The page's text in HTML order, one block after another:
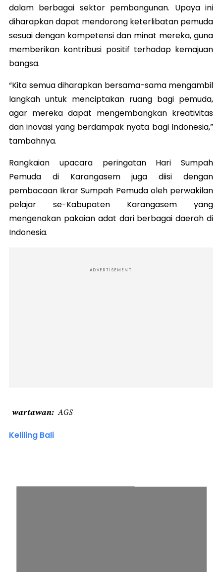
dalam berbagai sektor pembangunan. Upaya ini
diharapkan dapat mendorong keterlibatan pemuda
sesuai dengan kompetensi dan minat mereka, guna
memberikan kontribusi positif terhadap kemajuan
bangsa.
“Kita semua diharapkan bersama-sama mengambil
langkah untuk menciptakan ruang bagi pemuda,
agar mereka dapat mengembangkan kreativitas
dan inovasi yang berdampak nyata bagi Indonesia,”
tambahnya.
Rangkaian upacara peringatan Hari Sumpah
Pemuda di Karangasem juga diisi dengan
pembacaan Ikrar Sumpah Pemuda oleh perwakilan
pelajar se-Kabupaten Karangasem yang
mengenakan pakaian adat dari berbagai daerah di
Indonesia.
ADVERTISEMENT
wartawan AGS
Keliling Bali